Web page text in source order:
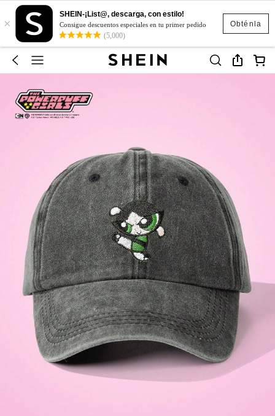
Obténla
×
SHEIN-¡List@, descarga, con estilo!
Consigue descuentos especiales en tu primer pedido
(5,000)